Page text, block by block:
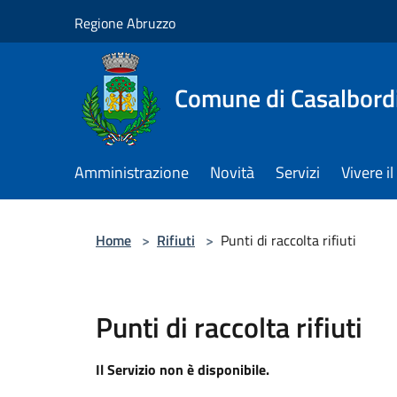
Regione Abruzzo
Comune di
Amministrazione Novità Servizi Vivere
Home > Rifiuti > Punti di raccolta rifiuti
Punti di raccolta rifiuti
Il Servizio non è disponibile.